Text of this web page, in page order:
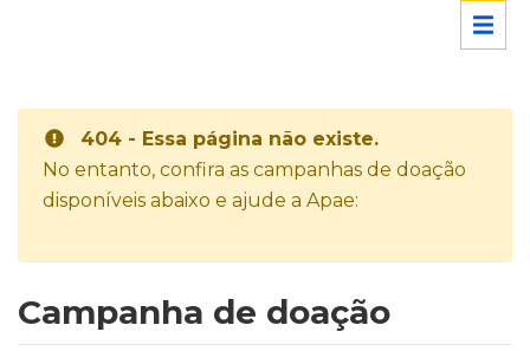
404 - Essa página não existe.
No entanto, confira as campanhas de doação
disponíveis abaixo e ajude a Apae:
Campanha de doação